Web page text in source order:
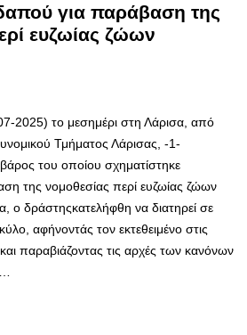
για παράβαση της
ευζωίας ζώων
2025) το μεσημέρι στη Λάρισα, από
Τμήματος Λάρισας, -1-
του οποίου σχηματίστηκε
της νομοθεσίας περί ευζωίας ζώων
ο δράστηςκατελήφθη να διατηρεί σε
αφήνοντάς τον εκτεθειμένο στις
παραβιάζοντας τις αρχές των κανόνων